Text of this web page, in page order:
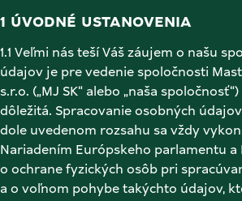
1 ÚVODNÉ USTANOVENIA
1.1 Veľmi nás teší Váš záujem o našu
údajov je pre vedenie spoločnosti
s.r.o. („MJ SK“ alebo „naša
dôležitá. Spracovanie osobných
dole uvedenom rozsahu sa vždy
Nariadením Európskeho parlamentu a
o ochrane fyzických osôb pri
a o voľnom pohybe takýchto údajov,